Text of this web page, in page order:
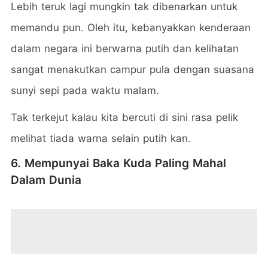
Lebih teruk lagi mungkin tak dibenarkan untuk
memandu pun. Oleh itu, kebanyakkan kenderaan
dalam negara ini berwarna putih dan kelihatan
sangat menakutkan campur pula dengan suasana
sunyi sepi pada waktu malam.
Tak terkejut kalau kita bercuti di sini rasa pelik
melihat tiada warna selain putih kan.
6. Mempunyai Baka Kuda Paling Mahal
Dalam Dunia